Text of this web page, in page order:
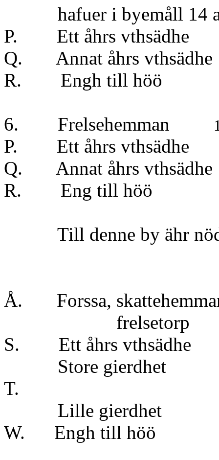
hafuer i byemåll 14
P. Ett åhrs
Q. Annat åhrs
R. Engh till
6. Frelsehemman
P. Ett åhrs
Q. Annat åhrs
R. Eng till
Till denne by ähr
Å. Forssa,
S. Ett åhrs
Store
T.
Lille
W. Engh till